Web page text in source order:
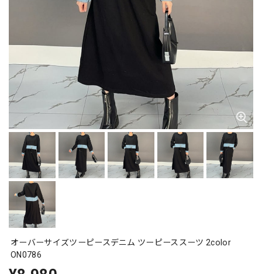
オーバーサイズツーピースデニム ツーピーススーツ 2color
ON0786